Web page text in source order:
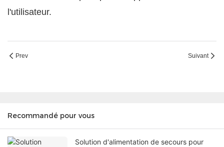
l'utilisateur.
Prev Suivant
Recommandé pour vous
Solution d'alimentation de secours pour